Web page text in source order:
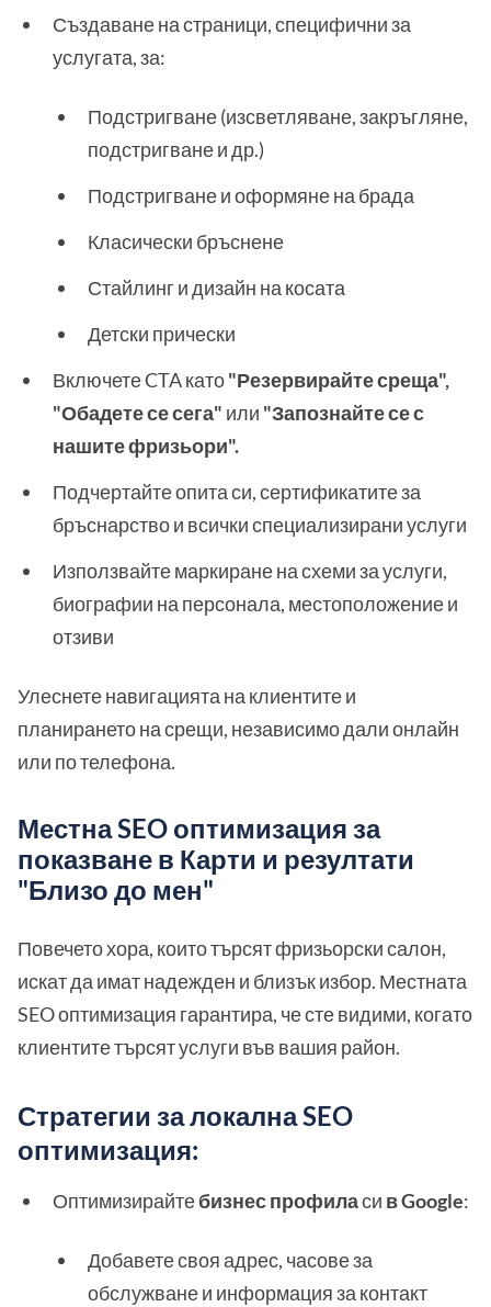
Създаване на страници, специфични за
услугата, за:
Подстригване (изсветляване, закръгляне,
подстригване и др.)
Подстригване и оформяне на брада
Класически бръснене
Стайлинг и дизайн на косата
Детски прически
Включете CTA като"Резервирайте среща",
"Обадете се сега" или "Запознайте се с
нашите фризьори".
Подчертайте опита си, сертификатите за
бръснарство и всички специализирани услуги
Използвайте маркиране на схеми за услуги,
биографии на персонала, местоположение и
отзиви
Улеснете навигацията на клиентите и
планирането на срещи, независимо дали онлайн
или по телефона.
Местна SEO оптимизация за
показване в Карти и резултати
"Близо до мен"
Повечето хора, които търсят фризьорски салон,
искат да имат надежден и близък избор. Местната
SEO оптимизация гарантира, че сте видими, когато
клиентите търсят услуги във вашия район.
Стратегии за локална SEO
оптимизация:
Оптимизирайтебизнес профиласи в Google:
Добавете своя адрес, часове за
обслужване и информация за контакт